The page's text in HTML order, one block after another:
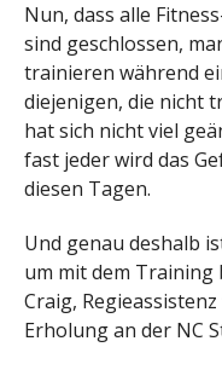
Nun, dass alle
sind geschlossen,
trainieren während
diejenigen, die nicht
hat sich nicht viel
fast jeder wird das
diesen Tagen.
Und genau deshalb
um mit dem Training
Craig,
Erholung an der NC